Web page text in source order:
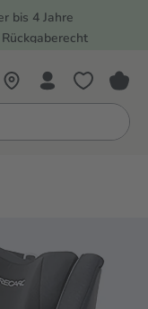
bis 4 Jahre